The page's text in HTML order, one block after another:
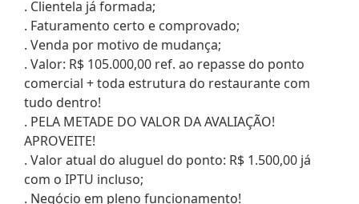
. Clientela já formada;
. Faturamento certo e comprovado;
. Venda por motivo de mudança;
. Valor: R$ 105.000,00 ref. ao repasse do ponto
comercial + toda estrutura do restaurante com
tudo dentro!
. PELA METADE DO VALOR DA AVALIAÇÃO!
APROVEITE!
. Valor atual do aluguel do ponto: R$ 1.500,00 já
com o IPTU incluso;
. Negócio em pleno funcionamento!